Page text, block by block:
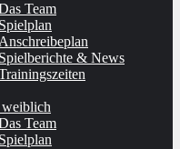
Team
Spielplan
Anschreibeplan
Spielberichte & News
Team
Spielplan